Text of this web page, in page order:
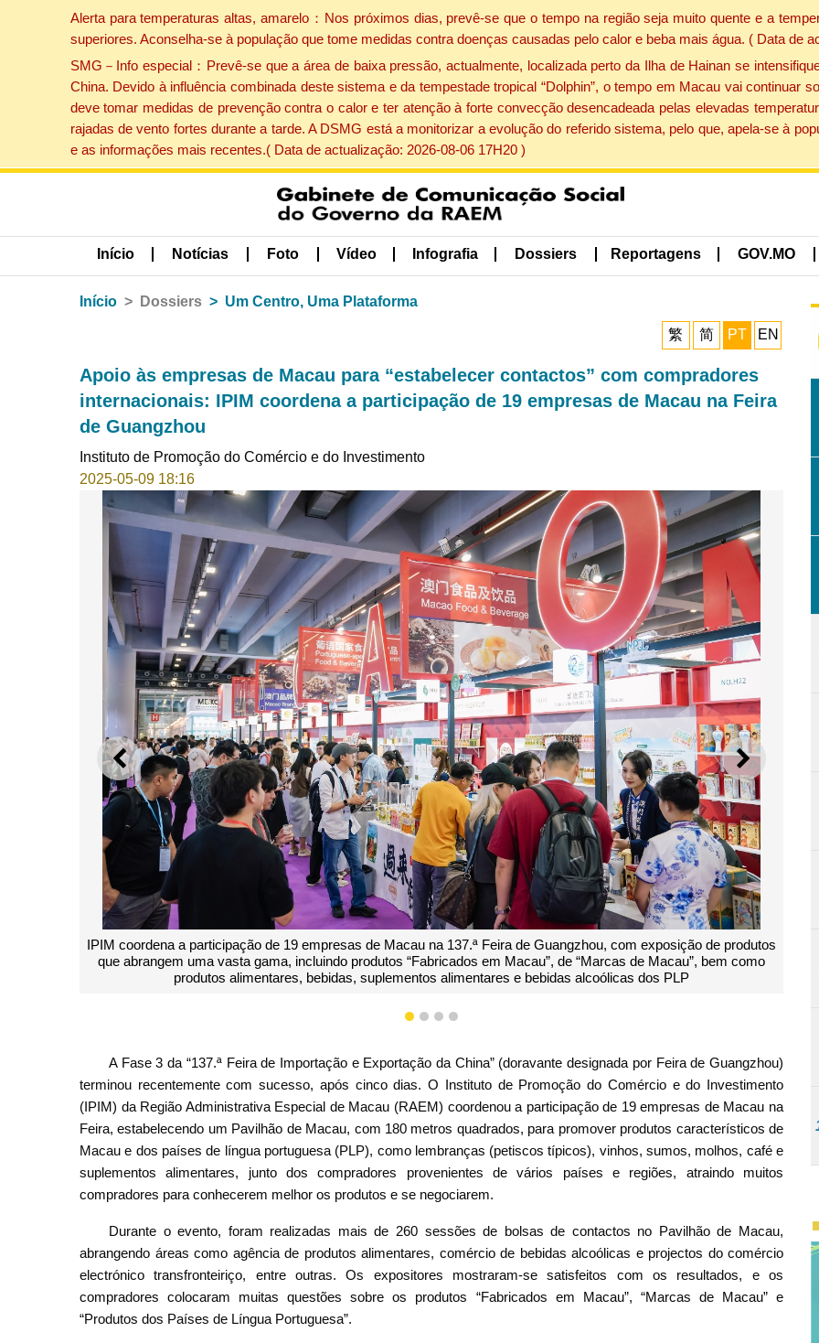
Alerta para temperaturas altas, amarelo：Nos próximos dias, prevê-se que o tempo na região seja muito quente e a
superiores. Aconselha-se à população que tome medidas contra doenças causadas pelo calor e beba mais água. ( Data de
SMG－Info especial：Prevê-se que a área de baixa pressão, actualmente, localizada perto da Ilha de Hainan se
China. Devido à influência combinada deste sistema e da tempestade tropical “Dolphin”, o tempo em Macau vai continuar
deve tomar medidas de prevenção contra o calor e ter atenção à forte convecção desencadeada pelas elevadas
rajadas de vento fortes durante a tarde. A DSMG está a monitorizar a evolução do referido sistema, pelo que, apela-se à
e as informações mais recentes.( Data de actualização: 2026-08-06 17H20 )
Início Notícias Foto Vídeo Infografia Dossiers Reportagens GOV.MO
Início Dossiers Um Centro, Uma Plataforma
繁 简 PT EN
Apoio às empresas de Macau para “estabelecer contactos” com compradores
internacionais: IPIM coordena a participação de 19 empresas de Macau na Feira
de Guangzhou
Instituto de Promoção do Comércio e do Investimento
2025-05-09 18:16
ANTERIOR
com exposição de produtos
de “Marcas de Macau”, bem como
Instalação de um pavilhão de 180 metros quadrados para apresentar o ambiente de
de desenvolvimento de Macau e da Zona de Cooperação Aprofundada entre Guangdong e
vantagens de convenções e exposições em Macau-Hengqin, a plataforma sino-lusófona e
1 2 3 4
A Fase 3 da “137.ª Feira de Importação e Exportação da China” (doravante designada por Feira de Guangzhou)
terminou recentemente com sucesso, após cinco dias. O Instituto de Promoção do Comércio e do Investimento
(IPIM) da Região Administrativa Especial de Macau (RAEM) coordenou a participação de 19 empresas de Macau na
Feira, estabelecendo um Pavilhão de Macau, com 180 metros quadrados, para promover produtos característicos de
Macau e dos países de língua portuguesa (PLP), como lembranças (petiscos típicos), vinhos, sumos, molhos, café e
suplementos alimentares, junto dos compradores provenientes de vários países e regiões, atraindo muitos
compradores para conhecerem melhor os produtos e se negociarem.
Durante o evento, foram realizadas mais de 260 sessões de bolsas de contactos no Pavilhão de Macau,
abrangendo áreas como agência de produtos alimentares, comércio de bebidas alcoólicas e projectos do comércio
electrónico transfronteiriço, entre outras. Os expositores mostraram-se satisfeitos com os resultados, e os
compradores colocaram muitas questões sobre os produtos “Fabricados em Macau”, “Marcas de Macau” e
“Produtos dos Países de Língua Portuguesa”.